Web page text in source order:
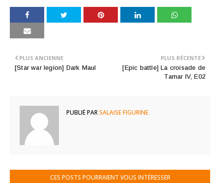
PLUS RÉCENTE
[Epic battle] La croisade de
Tamar IV, E02
PLUS ANCIENNE
[Star war legion] Dark Maul
PUBLIÉ PARSALAISE FIGURINE
CES POSTS POURRAIENT VOUS INTÉRESSER